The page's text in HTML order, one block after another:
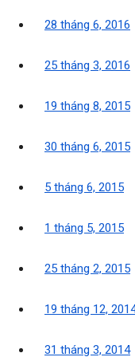
28 tháng 6, 2016
25 tháng 3, 2016
19 tháng 8, 2015
30 tháng 6, 2015
5 tháng 6, 2015
1 tháng 5, 2015
25 tháng 2, 2015
19 tháng 12,
31 tháng 3, 2014